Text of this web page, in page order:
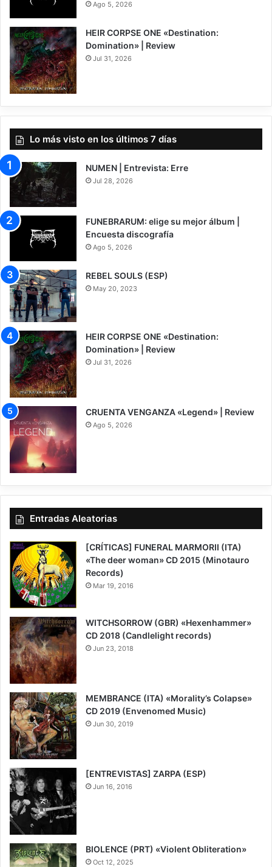
Ago 5, 2026
8
HEIR CORPSE ONE «Destination:
Domination» | Review
Jul 31, 2026
Lo más visto en los últimos 7 días
NUMEN | Entrevista: Erre
Jul 28, 2026
FUNEBRARUM: elige su mejor álbum |
Encuesta discografía
Ago 5, 2026
REBEL SOULS (ESP)
May 20, 2023
8
HEIR CORPSE ONE «Destination:
Domination» | Review
Jul 31, 2026
7
CRUENTA VENGANZA «Legend» | Review
Ago 5, 2026
Entradas Aleatorias
[CRÍTICAS] FUNERAL MARMORII (ITA)
«The deer woman» CD 2015 (Minotauro
Records)
Mar 19, 2016
6.5
WITCHSORROW (GBR) «Hexenhammer»
CD 2018 (Candlelight records)
Jun 23, 2018
7.5
MEMBRANCE (ITA) «Morality’s Colapse»
CD 2019 (Envenomed Music)
Jun 30, 2019
[ENTREVISTAS] ZARPA (ESP)
Jun 16, 2016
BIOLENCE (PRT) «Violent Obliteration»
Oct 12, 2025